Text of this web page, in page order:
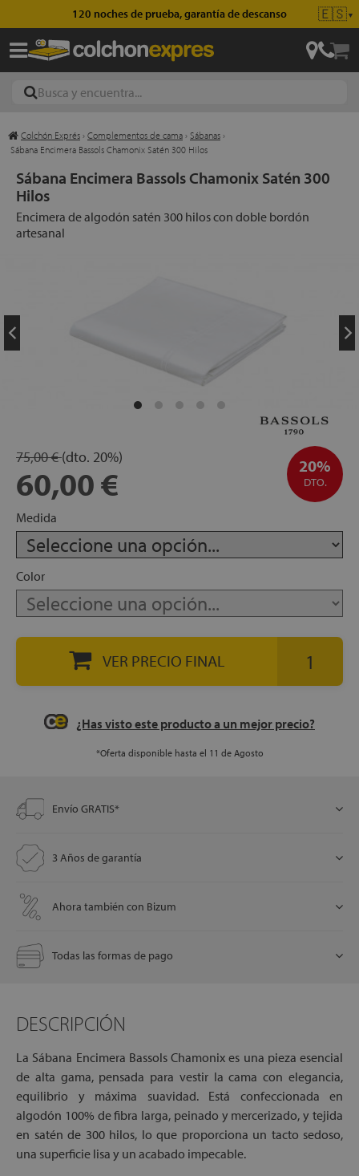
120 noches de prueba, garantía de descanso 🇪🇸▼
Colchón Exprés › Complementos de cama › Sábanas ›
Sábana Encimera Bassols Chamonix Satén 300 Hilos
Sábana Encimera Bassols Chamonix Satén 300
Hilos
Encimera de algodón satén 300 hilos con doble bordón
artesanal
20%
DTO.
75,00 €(dto. 20%)
60,00 €
Medida
Color
VER PRECIO FINAL
¿Has visto este producto a un mejor precio?
*Oferta disponible hasta el 11 de Agosto
Envío GRATIS*
3 Años de garantía
Ahora también con Bizum
Todas las formas de pago
DESCRIPCIÓN
La Sábana Encimera Bassols Chamonix es una pieza esencial
de alta gama, pensada para vestir la cama con elegancia,
equilibrio y máxima suavidad. Está confeccionada en
algodón 100% de fibra larga, peinado y mercerizado, y tejida
en satén de 300 hilos, lo que proporciona un tacto sedoso,
una superficie lisa y un acabado impecable.